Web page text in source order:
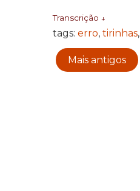
Transcrição ↓
tags: erro, tirinhas,
Mais antigos